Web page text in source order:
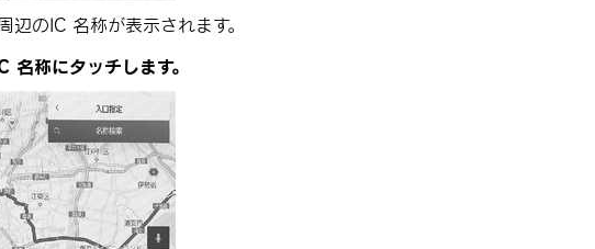
辺のIC 名称が表示されます。
名称にタッチします。